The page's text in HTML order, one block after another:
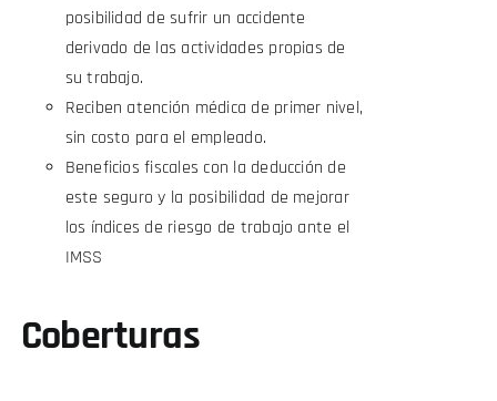
posibilidad de sufrir un accidente
derivado de las actividades propias de
su trabajo.
Reciben atención médica de primer nivel,
sin costo para el empleado.
Beneficios fiscales con la deducción de
este seguro y la posibilidad de mejorar
los índices de riesgo de trabajo ante el
IMSS
Coberturas